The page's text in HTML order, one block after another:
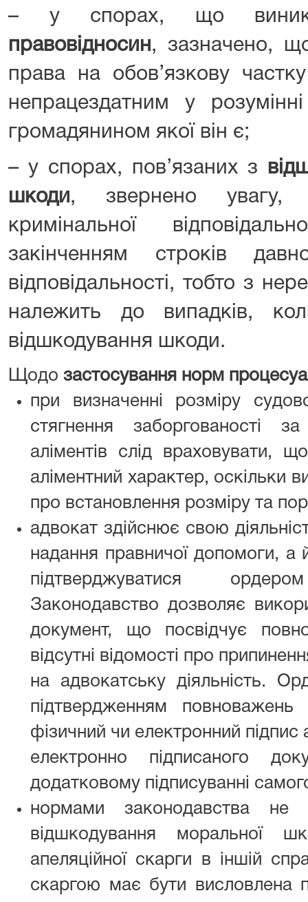
– у спорах, що
правовідносин , зазначено,
права на обов’язкову
непрацездатним у
громадянином якої він є;
– у спорах, пов’язаних з
шкоди , звернено увагу,
кримінальної
закінченням строків
відповідальності, тобто з
належить до випадків,
відшкодування шкоди.
Щодо застосування норм
при визначенні розміру
стягнення заборгованості
аліментів слід враховувати,
аліментний характер, оскільки
про встановлення розміру та
адвокат здійснює свою
надання правничої допомоги,
підтверджуватися
Законодавство дозволяє
документ, що посвідчує
відсутні відомості про
на адвокатську діяльність.
підтвердженням
фізичний чи електронний
електронно підписаного
додатковому підписуванні
нормами законодавства не
відшкодування моральної
апеляційної скарги в іншій
скаргою має бути висловлена